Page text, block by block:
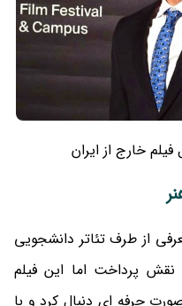
خارج از ایران
سال 77 بعد از معرفی از طرف تئاتر دانشجویی
نقش پرداخت اما این فیلم
حرفه ای دنبال کرد و با